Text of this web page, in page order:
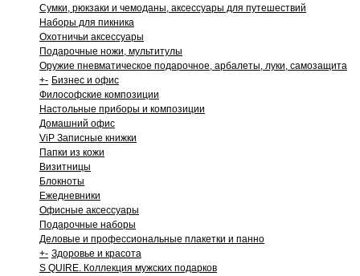
Сумки, рюкзаки и чемоданы, аксессуары для путешествий
Наборы для пикника
Охотничьи аксессуары
Подарочные ножи, мультитулы
Оружие пневматическое подарочное, арбалеты, луки, самозащита
+- Бизнес и офис
Философские композиции
Настольные приборы и композиции
Домашний офис
ViP Записные книжки
Папки из кожи
Визитницы
Блокноты
Ежедневники
Офисные аксессуары
Подарочные наборы
Деловые и профессиональные плакетки и панно
+- Здоровье и красота
S QUIRE. Коллекция мужских подарков